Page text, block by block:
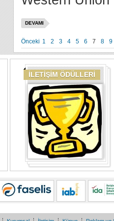
DEVAMI
Önceki 1 2 3 4 5 6 7 8 9
İLETİŞİM ÖDÜLLERİ